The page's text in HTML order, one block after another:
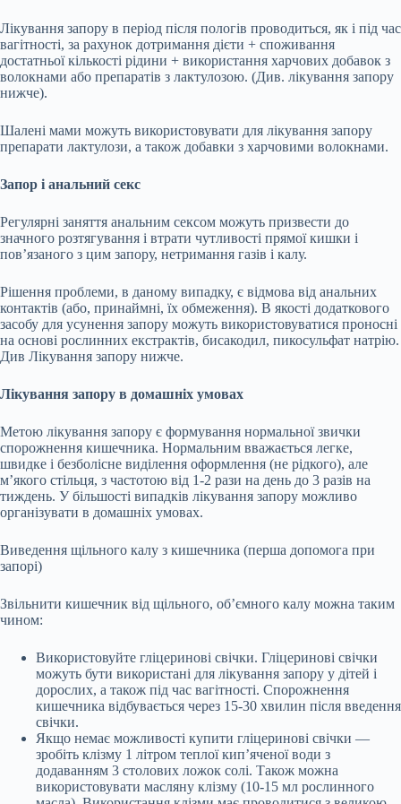
Лікування запору в період після пологів проводиться, як і під час
вагітності, за рахунок дотримання дієти + споживання
достатньої кількості рідини + використання харчових добавок з
волокнами або препаратів з лактулозою. (Див. лікування запору
нижче).
Шалені мами можуть використовувати для лікування запору
препарати лактулози, а також добавки з харчовими волокнами.
Запор і анальний секс
Регулярні заняття анальним сексом можуть призвести до
значного розтягування і втрати чутливості прямої кишки і
пов’язаного з цим запору, нетримання газів і калу.
Рішення проблеми, в даному випадку, є відмова від анальних
контактів (або, принаймні, їх обмеження). В якості додаткового
засобу для усунення запору можуть використовуватися проносні
на основі рослинних екстрактів, бисакодил, пикосульфат натрію.
Див Лікування запору нижче.
Лікування запору в домашніх умовах
Метою лікування запору є формування нормальної звички
спорожнення кишечника. Нормальним вважається легке,
швидке і безболісне виділення оформлення (не рідкого), але
м’якого стільця, з частотою від 1-2 рази на день до 3 разів на
тиждень. У більшості випадків лікування запору можливо
організувати в домашніх умовах.
Виведення щільного калу з кишечника (перша допомога при
запорі)
Звільнити кишечник від щільного, об’ємного калу можна таким
чином:
Використовуйте гліцеринові свічки. Гліцеринові свічки
можуть бути використані для лікування запору у дітей і
дорослих, а також під час вагітності. Спорожнення
кишечника відбувається через 15-30 хвилин після введення
свічки.
Якщо немає можливості купити гліцеринові свічки —
зробіть клізму 1 літром теплої кип’яченої води з
додаванням 3 столових ложок солі. Також можна
використовувати масляну клізму (10-15 мл рослинного